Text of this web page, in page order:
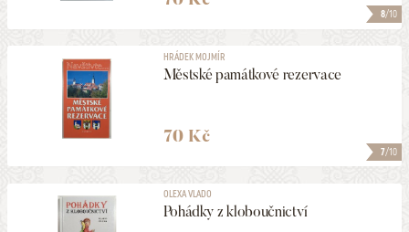
8/10
7/10
HRÁDEK MOJMÍR
Městské památkové rezervace
70 Kč
OLEXA VLADO
Pohádky z kloboučnictví